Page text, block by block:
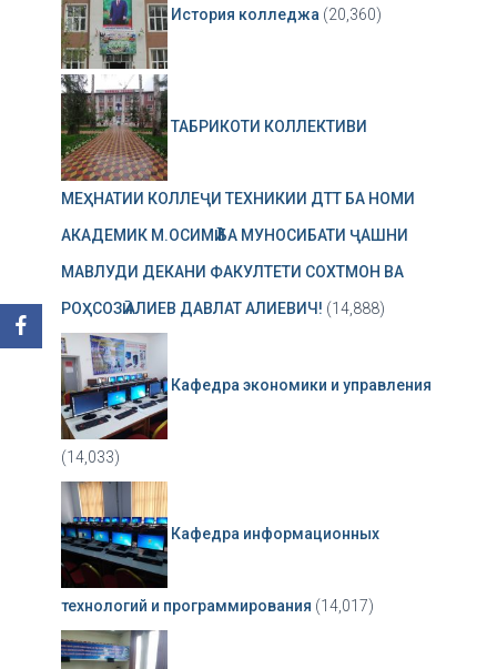
История колледжа (20,360)
ТАБРИКОТИ КОЛЛЕКТИВИ
МЕҲНАТИИ КОЛЛЕҶИ ТЕХНИКИИ ДТТ БА НОМИ
АКАДЕМИК М.ОСИМӢ БА МУНОСИБАТИ ҶАШНИ
МАВЛУДИ ДЕКАНИ ФАКУЛТЕТИ СОХТМОН ВА
РОҲСОЗӢ АЛИЕВ ДАВЛАТ АЛИЕВИЧ! (14,888)
Кафедра экономики и управления
(14,033)
Кафедра информационных
технологий и программирования (14,017)